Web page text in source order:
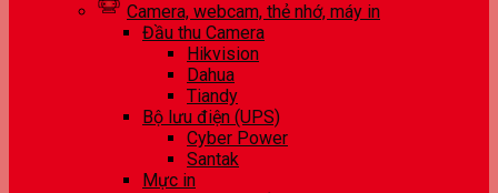
Camera, webcam, thẻ nhớ, máy in
Đầu thu Camera
Hikvision
Dahua
Tiandy
Bộ lưu điện (UPS)
Cyber Power
Santak
Mực in